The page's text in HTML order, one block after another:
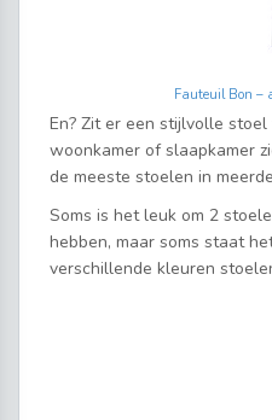
Fauteuil Bon –
En? Zit er een stijlvolle
woonkamer of slaapkamer
de meeste stoelen in
Soms is het leuk om 2
hebben, maar soms staat
verschillende kleuren